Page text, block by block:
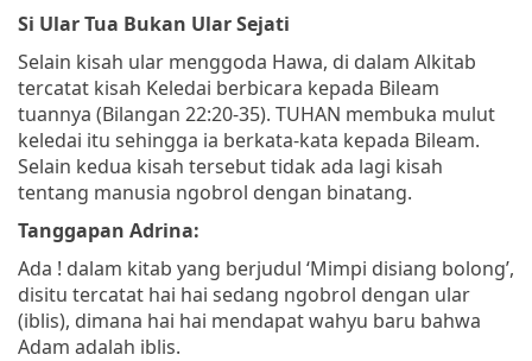
Si Ular Tua Bukan Ular Sejati
Selain kisah ular menggoda Hawa, di dalam Alkitab
tercatat kisah Keledai berbicara kepada Bileam
tuannya (Bilangan 22:20-35). TUHAN membuka mulut
keledai itu sehingga ia berkata-kata kepada Bileam.
Selain kedua kisah tersebut tidak ada lagi kisah
tentang manusia ngobrol dengan binatang.
Tanggapan Adrina:
Ada ! dalam kitab yang berjudul ‘Mimpi disiang bolong’,
disitu tercatat hai hai sedang ngobrol dengan ular
(iblis), dimana hai hai mendapat wahyu baru bahwa
Adam adalah iblis.